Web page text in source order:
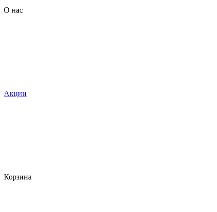
О нас
Акции
Корзина